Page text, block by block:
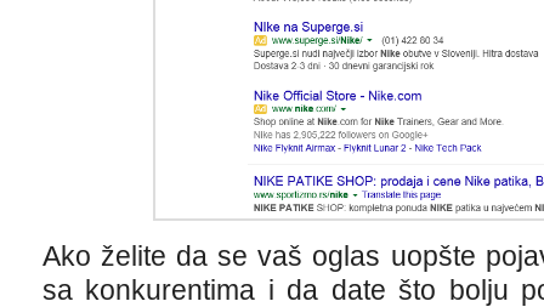
Ako želite da se vaš oglas uopšte
sa konkurentima i da date što bolju